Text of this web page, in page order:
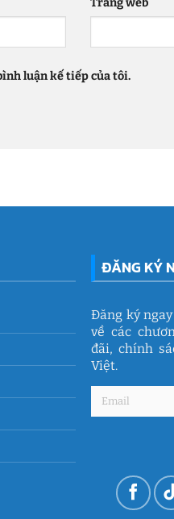
luận kế tiếp của tôi.
ĐĂNG KÝ
Đăng ký
về các
đãi, chính
Việt.